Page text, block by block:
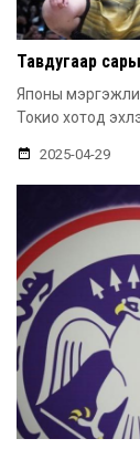
Тавдугаар
Японы
Токио хотод
2025-04-29